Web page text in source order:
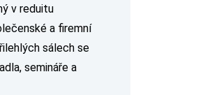
v reduitu
a firemní
sálech se
semináře a